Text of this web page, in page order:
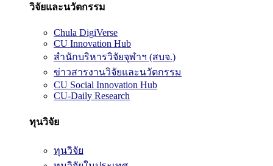
วิจัยและนวัตกรรม
Chula DigiVerse
CU Innovation Hub
สำนักบริหารวิจัยจุฬาฯ (สบจ.)
ข่าวสารงานวิจัยและนวัตกรรม
CU Social Innovation Hub
CU-Daily Research
ทุนวิจัย
ทุนวิจัย